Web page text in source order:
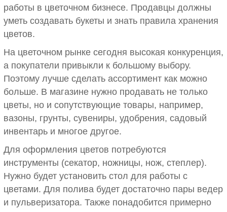
работы в цветочном бизнесе. Продавцы должны
уметь создавать букеты и знать правила хранения
цветов.
На цветочном рынке сегодня высокая конкуренция,
а покупатели привыкли к большому выбору.
Поэтому лучше сделать ассортимент как можно
больше. В магазине нужно продавать не только
цветы, но и сопутствующие товары, например,
вазоны, грунты, сувениры, удобрения, садовый
инвентарь и многое другое.
Для оформления цветов потребуются
инструменты (секатор, ножницы, нож, степлер).
Нужно будет установить стол для работы с
цветами. Для полива будет достаточно пары ведер
и пульверизатора. Также понадобится примерно